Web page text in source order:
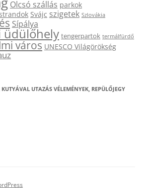
Olcsó szállás parkok
Svájc szigetek Szlovákia
Sípálya
üdülőhely tengerpartok termálfürdő
város UNESCO Világörökség
UTAZÁS VÉLEMÉNYEK, REPÜLŐJEGY